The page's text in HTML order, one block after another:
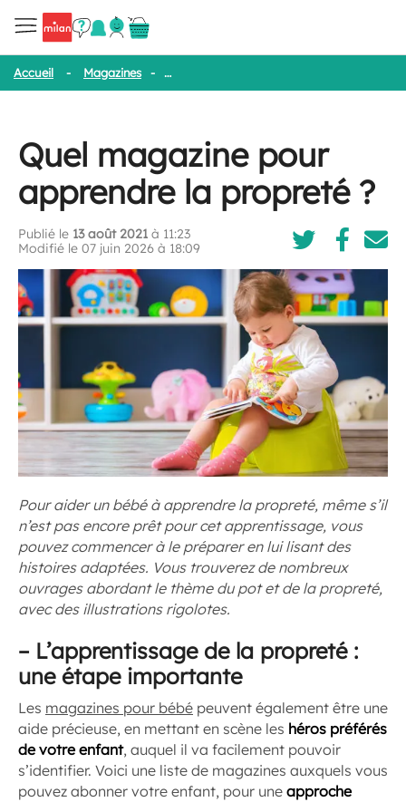
Accueil - Magazines - Quel magazine pour apprendre la propreté
Quel magazine pour
apprendre la propreté ?
Publié le 13 août 2021 à 11:23
Modifié le 07 juin 2026 à 18:09
Pour aider un bébé à apprendre la propreté, même s’il
n’est pas encore prêt pour cet apprentissage, vous
pouvez commencer à le préparer en lui lisant des
histoires adaptées. Vous trouverez de nombreux
ouvrages abordant le thème du pot et de la propreté,
avec des illustrations rigolotes.
– L’apprentissage de la propreté :
une étape importante
Les magazines pour bébé peuvent également être une
aide précieuse, en mettant en scène les héros préférés
de votre enfant, auquel il va facilement pouvoir
s’identifier. Voici une liste de magazines auxquels vous
pouvez abonner votre enfant, pour une approche